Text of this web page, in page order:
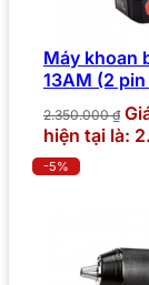
Máy khoan
13AM (2 pin
2.350.000₫
hiện tại là:
-5%